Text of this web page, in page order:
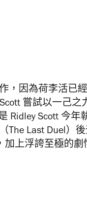
，因為荷李活已
嘗試以一己之
Ridley Scott 今年
Last Duel）
加上浮誇至極的